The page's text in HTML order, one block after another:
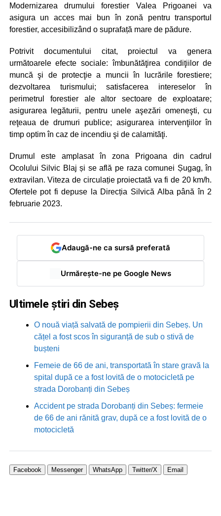
Modernizarea drumului forestier Valea Prigoanei va
asigura un acces mai bun în zonă pentru transportul
forestier, accesibilizând o suprafață mare de pădure.
Potrivit documentului citat, proiectul va genera
următoarele efecte sociale: îmbunătăţirea condiţiilor de
muncă şi de protecţie a muncii în lucrările forestiere;
dezvoltarea turismului; satisfacerea intereselor în
perimetrul forestier ale altor sectoare de exploatare;
asigurarea legăturii, pentru unele aşezări omeneşti, cu
reţeaua de drumuri publice; asigurarea intervenţiilor în
timp optim în caz de incendiu şi de calamităţi.
Drumul este amplasat în zona Prigoana din cadrul
Ocolului Silvic Blaj și se află pe raza comunei Șugag, în
extravilan. Viteza de circulație proiectată va fi de 20 km/h.
Ofertele pot fi depuse la Direcția Silvică Alba până în 2
februarie 2023.
Adaugă-ne ca sursă preferată
Urmărește-ne pe Google News
Ultimele știri din Sebeș
O nouă viață salvată de pompierii din Sebeș. Un
cățel a fost scos în siguranță de sub o stivă de
bușteni
Femeie de 66 de ani, transportată în stare gravă la
spital după ce a fost lovită de o motocicletă pe
strada Dorobanți din Sebeș
Accident pe strada Dorobanți din Sebeș: fermeie
de 66 de ani rănită grav, după ce a fost lovită de o
motocicletă
Facebook Messenger WhatsApp Twitter/X Email